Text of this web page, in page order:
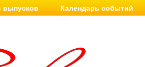
выпусков Календарь событий